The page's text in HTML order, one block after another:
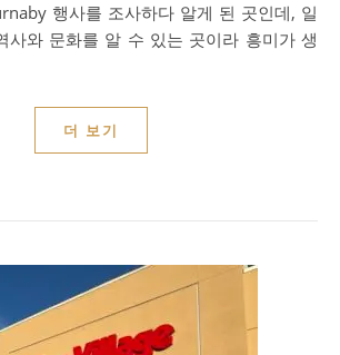
행사를 조사하다 알게 된 곳인데, 일
사와 문화를 알 수 있는 곳이라 흥미가 생
더 보기